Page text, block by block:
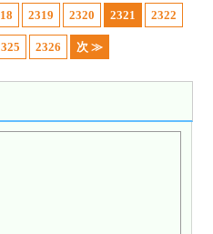
2319 2320 2321 2322
2326 次 ≫